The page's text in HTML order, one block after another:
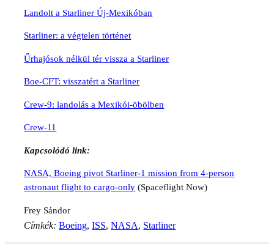
Landolt a Starliner Új-Mexikóban
Starliner: a végtelen történet
Űrhajósok nélkül tér vissza a Starliner
Boe-CFT: visszatért a Starliner
Crew-9: landolás a Mexikói-öbölben
Crew-11
Kapcsolódó link:
NASA, Boeing pivot Starliner-1 mission from 4-person
astronaut flight to cargo-only (Spaceflight Now)
Frey Sándor
Címkék:Boeing, ISS, NASA, Starliner